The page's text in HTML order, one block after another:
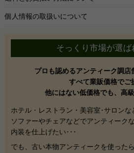
個人情報の取扱いについて
そっくり市場が選ば
プロも認めるアンティーク調店
すべて業販価格でご
他にはない低価格でも、高
ホテル・レストラン・美容室･サロンな
ソファーやチェアなどでアンティーク
内装を仕上げたい･･･
でも、 古い本物アンティークを使ったら